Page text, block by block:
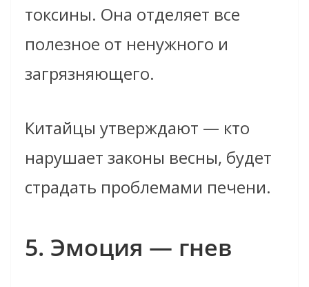
токсины. Она отделяет все
полезное от ненужного и
загрязняющего.
Китайцы утверждают — кто
нарушает законы весны, будет
страдать проблемами печени.
5. Эмоция — гнев